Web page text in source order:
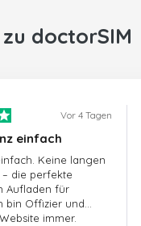
doctorSIM
Vor 4 Tagen
einfach
Keine langen
die perfekte
Aufladen für
bin Offizier und
immer.